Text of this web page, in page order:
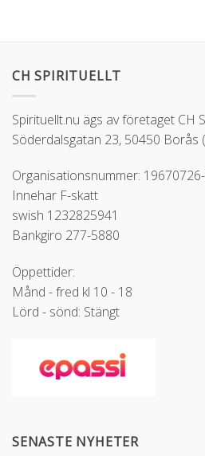
CH SPIRITUELLT
Spirituellt.nu ägs av företaget CH
Söderdalsgatan 23, 50450 Borås
Organisationsnummer:
Innehar F-skatt
swish 1232825941
Bankgiro 277-5880
Öppettider:
Månd - fred kl 10 - 18
Lörd - sönd: Stängt
SENASTE NYHETER